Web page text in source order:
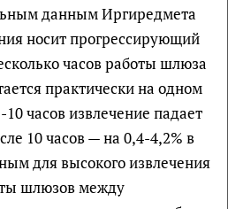
данным Иргиредмета
носит прогрессирующий
часов работы шлюза
практически на одном
часов извлечение падает
10 часов — на 0,4-4,2% в
для высокого извлечения
шлюзов между